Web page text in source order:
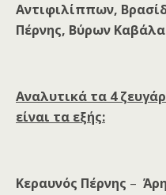
Αντιφιλίππων,
Πέρνης, Βύρων
Αναλυτικά τα 4
είναι τα εξής:
Κεραυνός Πέρνης –